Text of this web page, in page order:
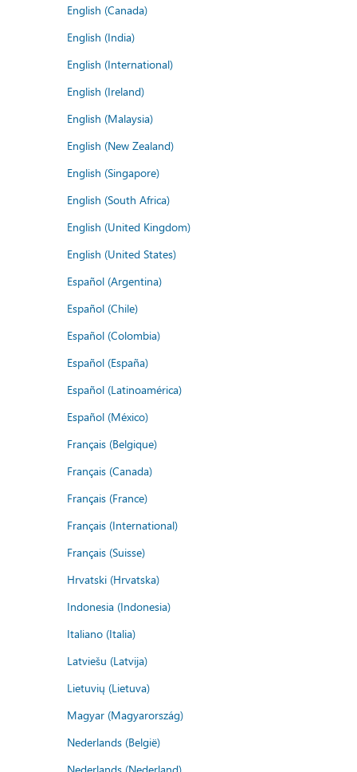
English (Canada)
English (India)
English (International)
English (Ireland)
English (Malaysia)
English (New Zealand)
English (Singapore)
English (South Africa)
English (United Kingdom)
English (United States)
Español (Argentina)
Español (Chile)
Español (Colombia)
Español (España)
Español (Latinoamérica)
Español (México)
Français (Belgique)
Français (Canada)
Français (France)
Français (International)
Français (Suisse)
Hrvatski (Hrvatska)
Indonesia (Indonesia)
Italiano (Italia)
Latviešu (Latvija)
Lietuvių (Lietuva)
Magyar (Magyarország)
Nederlands (België)
Nederlands (Nederland)